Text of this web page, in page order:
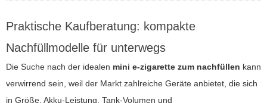
Praktische Kaufberatung: kompakte
Nachfüllmodelle für unterwegs
Die Suche nach der idealen mini e-zigarette zum nachfüllen kann
verwirrend sein, weil der Markt zahlreiche Geräte anbietet, die sich
in Größe, Akku-Leistung, Tank-Volumen und